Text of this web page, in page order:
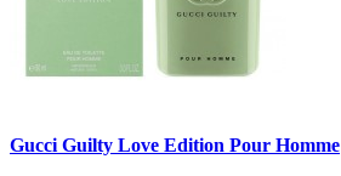
Gucci Guilty Love Edition Pour Homme